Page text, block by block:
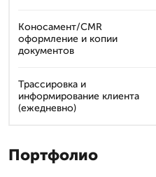
Коносамент/CMR
оформление и копии
документов
Трассировка и
информирование клиента
(ежедневно)
Портфолио